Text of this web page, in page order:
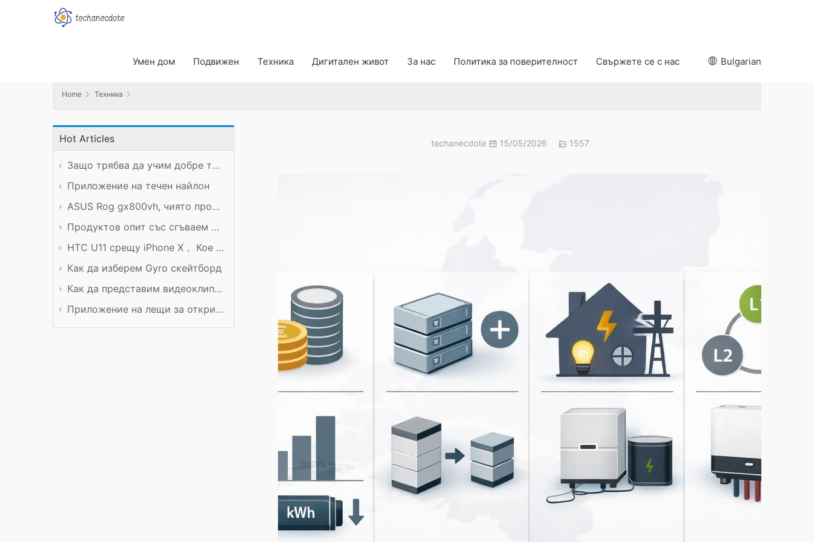
Умен дом Подвижен Техника Дигитален живот За нас Политика за поверителност Свържете се с нас Bulgarian
Home Техника
Hot Articles
Защо трябва да учим добре техническия предмет?
Приложение на течен найлон
ASUS Rog gx800vh, чиято производителност си заслужава цената
Продуктов опит със сгъваем мобилен телефон Xiaomi
HTC U11 срещу iPhone X， Кое е по-добро?
Как да изберем Gyro скейтборд
Как да представим видеоклип в YouTube
Приложение на лещи за откриване
techanecdote 15/05/2026 1557